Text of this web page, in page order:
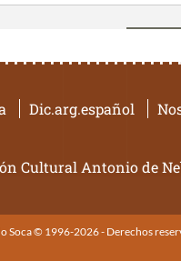
Dic.arg.español
Cultural Antonio de
Soca © 1996-2026 - Derechos